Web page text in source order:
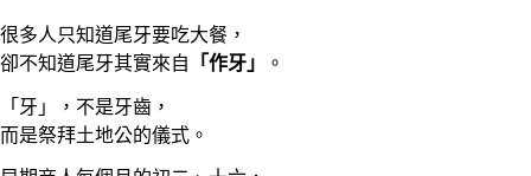
很多人只知道尾牙要吃大餐，
卻不知道尾牙其實來自
「作牙」 。
「牙」，不是牙齒，
而是祭拜土地公的儀式。